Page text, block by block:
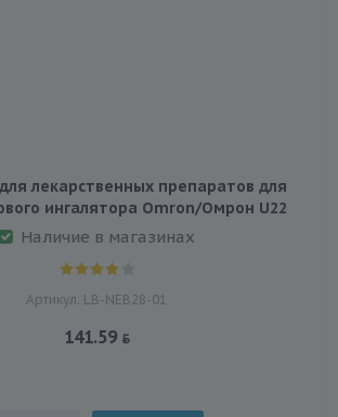
лекарственных препаратов для
ингалятора Omron/Омрон U22
Наличие в магазинах
Артикул: LB-NEB28-01
141.59